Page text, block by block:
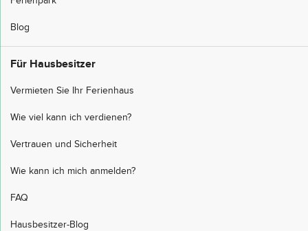
Blog
Für Hausbesitzer
Vermieten Sie Ihr Ferienhaus
Wie viel kann ich verdienen?
Vertrauen und Sicherheit
Wie kann ich mich anmelden?
FAQ
Hausbesitzer-Blog